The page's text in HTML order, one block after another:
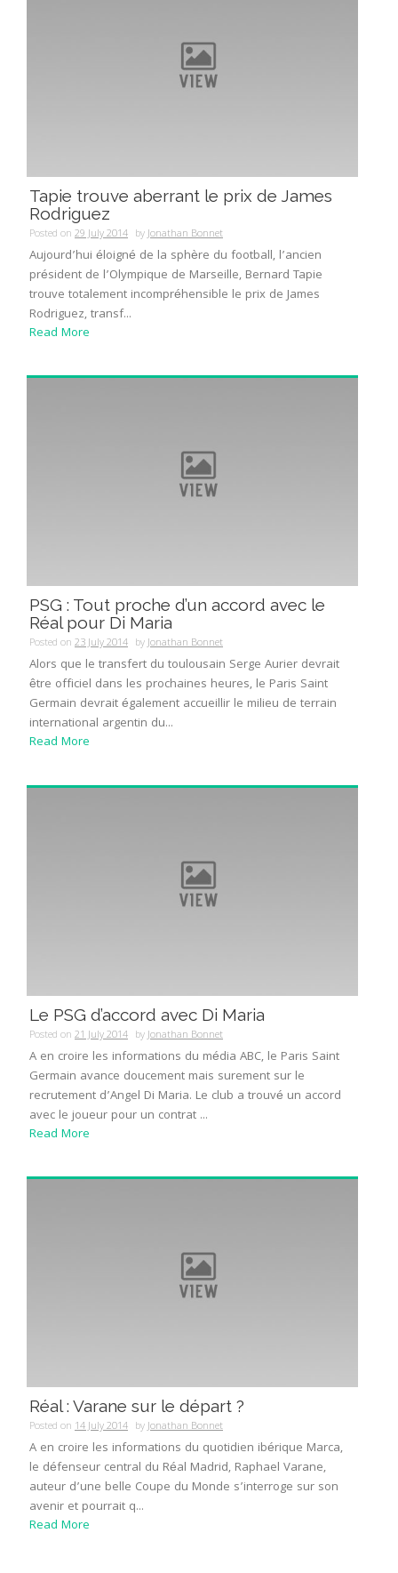
Tapie trouve aberrant le prix de James
Rodriguez
Posted on 29 July 2014 byJonathan Bonnet
Aujourd’hui éloigné de la sphère du football, l’ancien
président de l’Olympique de Marseille, Bernard Tapie
trouve totalement incompréhensible le prix de James
Rodriguez, transf...
Read More
PSG : Tout proche d’un accord avec le
Réal pour Di Maria
Posted on 23 July 2014 byJonathan Bonnet
Alors que le transfert du toulousain Serge Aurier devrait
être officiel dans les prochaines heures, le Paris Saint
Germain devrait également accueillir le milieu de terrain
international argentin du...
Read More
Le PSG d’accord avec Di Maria
Posted on 21 July 2014 byJonathan Bonnet
A en croire les informations du média ABC, le Paris Saint
Germain avance doucement mais surement sur le
recrutement d’Angel Di Maria. Le club a trouvé un accord
avec le joueur pour un contrat ...
Read More
Réal : Varane sur le départ ?
Posted on 14 July 2014 byJonathan Bonnet
A en croire les informations du quotidien ibérique Marca,
le défenseur central du Réal Madrid, Raphael Varane,
auteur d’une belle Coupe du Monde s’interroge sur son
avenir et pourrait q...
Read More